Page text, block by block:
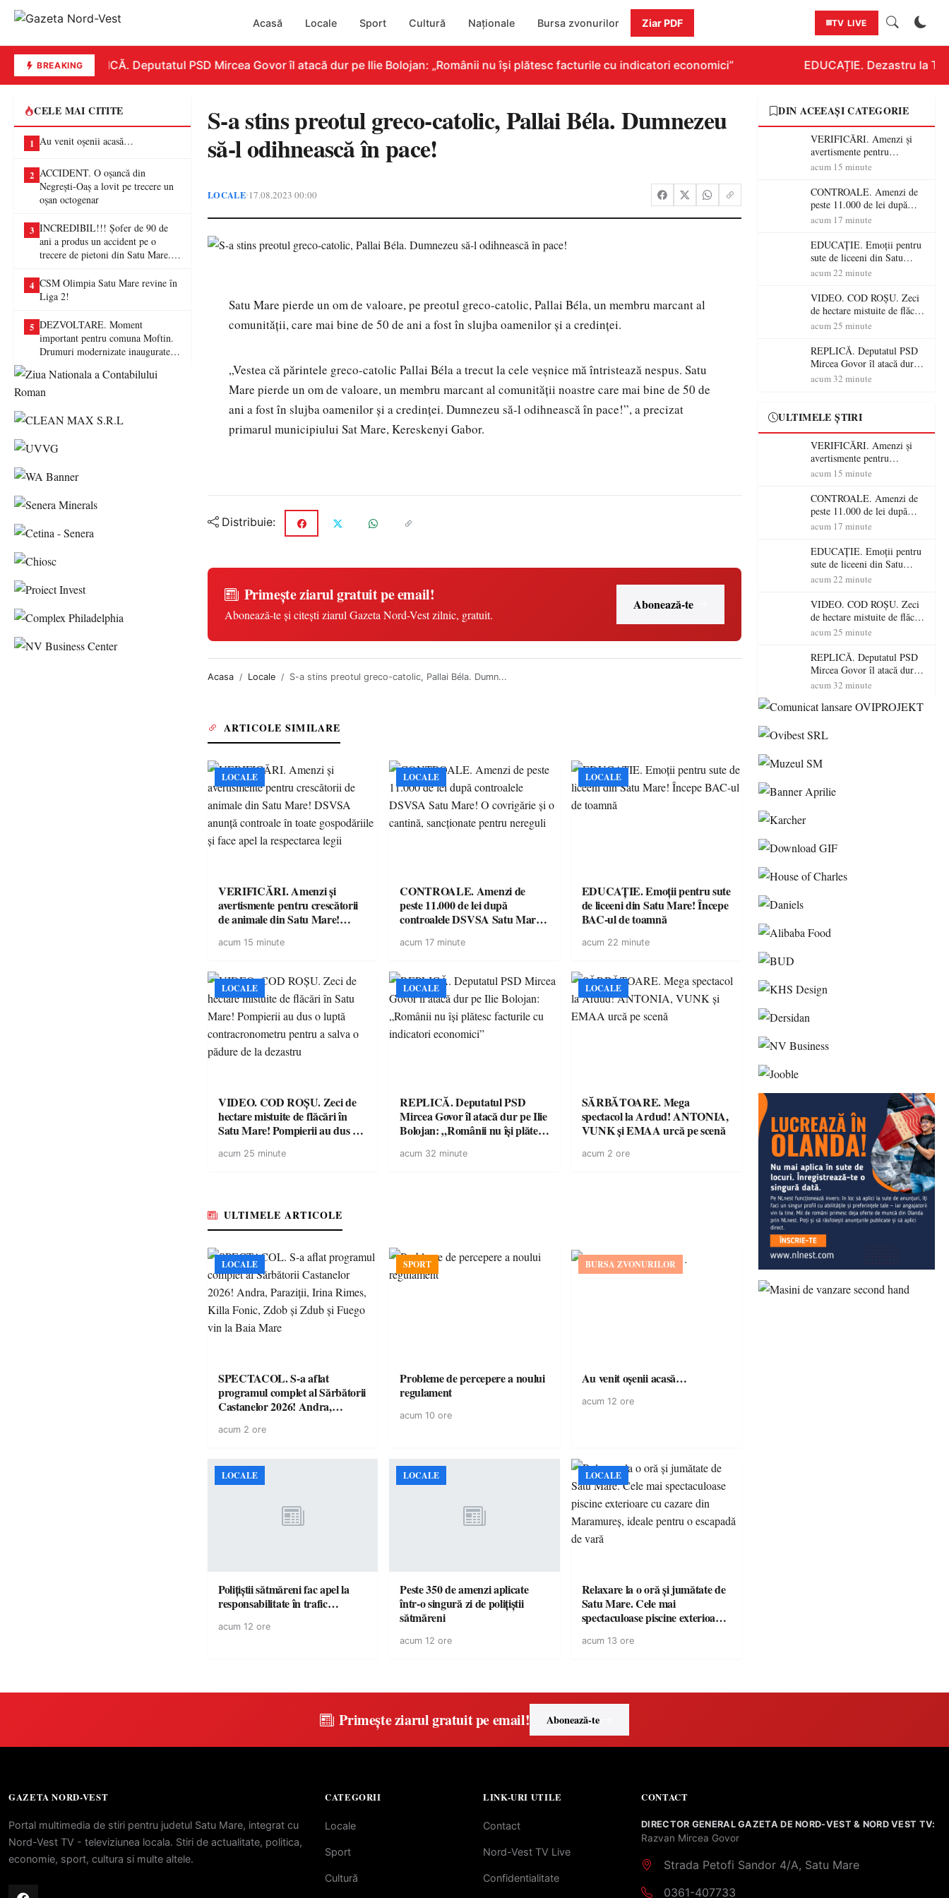
Acasă Locale Sport Cultură Naționale Bursa zvonurilor Ziar PDF TV LIVE
BREAKINGREPLICĂ. Deputatul PSD Mircea Govor îl atacă dur pe Ilie Bolojan: „Românii nu își plătesc facturile cu indicatori economici” EDUCAȚIE. Dezastru la
CELE MAI CITITE
1 Au venit oșenii acasă…
2 ACCIDENT. O oșancă din
Negrești-Oaș a lovit pe trecere un
oșan octogenar
3 INCREDIBIL!!! Șofer de 90 de
ani a produs un accident pe o
trecere de pietoni din Satu Mare. O
4 CSM Olimpia Satu Mare revine în
Liga 2!
5 DEZVOLTARE. Moment
important pentru comuna Moftin.
Drumuri modernizate inaugurate în
S-a stins preotul greco-catolic, Pallai Béla. Dumnezeu
să-l odihnească în pace!
LOCALE•17.08.2023 00:00
Satu Mare pierde un om de valoare, pe preotul greco-catolic, Pallai Béla, un membru marcant al
comunității, care mai bine de 50 de ani a fost în slujba oamenilor și a credinței.
„Vestea că părintele greco-catolic Pallai Béla a trecut la cele veșnice mă întristează nespus. Satu
Mare pierde un om de valoare, un membru marcant al comunității noastre care mai bine de 50 de
ani a fost în slujba oamenilor și a credinței. Dumnezeu să-l odihnească în pace!”, a precizat
primarul municipiului Sat Mare, Kereskenyi Gabor.
Distribuie:
Primește ziarul gratuit pe email!
Abonează-te și citești ziarul Gazeta Nord-Vest zilnic, gratuit.
Abonează-te
Acasa Locale S-a stins preotul greco-catolic, Pallai Béla. Dumn...
ARTICOLE SIMILARE
LOCALE
VERIFICĂRI. Amenzi și
avertismente pentru crescătorii
de animale din Satu Mare!
toate gospodăriile și face apel la
acum 15 minute
LOCALE
CONTROALE. Amenzi de
peste 11.000 de lei după
controalele DSVSA Satu Mare!
sancționate pentru nereguli
acum 17 minute
LOCALE
EDUCAȚIE. Emoții pentru sute
de liceeni din Satu Mare! Începe
BAC-ul de toamnă
acum 22 minute
LOCALE
VIDEO. COD ROȘU. Zeci de
hectare mistuite de flăcări în
Satu Mare! Pompierii au dus o
a salva o pădure de la dezastru
acum 25 minute
LOCALE
REPLICĂ. Deputatul PSD
Mircea Govor îl atacă dur pe Ilie
Bolojan: „Românii nu își plătesc
economici”
acum 32 minute
LOCALE
SĂRBĂTOARE. Mega
spectacol la Ardud! ANTONIA,
VUNK și EMAA urcă pe scenă
acum 2 ore
ULTIMELE ARTICOLE
LOCALE
SPECTACOL. S-a aflat
programul complet al Sărbătorii
Castanelor 2026! Andra,
Fonic, Zdob și Zdub și Fuego
acum 2 ore
SPORT
Probleme de percepere a noului
regulament
acum 10 ore
BURSA ZVONURILOR
Au venit oșenii acasă…
acum 12 ore
LOCALE
Polițiștii sătmăreni fac apel la
responsabilitate în trafic…
acum 12 ore
LOCALE
Peste 350 de amenzi aplicate
într-o singură zi de polițiștii
sătmăreni
acum 12 ore
LOCALE
Relaxare la o oră și jumătate de
Satu Mare. Cele mai
spectaculoase piscine exterioare
pentru o escapadă de vară
acum 13 ore
DIN ACEEAȘI CATEGORIE
VERIFICĂRI. Amenzi și
avertismente pentru
crescătorii de animale din
controale în toate
gospodăriile și face apel la
respectarea legii
acum 15 minute
CONTROALE. Amenzi de
peste 11.000 de lei după
controalele DSVSA Satu
cantină, sancționate pentru
nereguli
acum 17 minute
EDUCAȚIE. Emoții pentru
sute de liceeni din Satu
Mare! Începe BAC-ul de
acum 22 minute
VIDEO. COD ROȘU. Zeci
de hectare mistuite de flăcări
în Satu Mare! Pompierii au
contracronometru pentru a
salva o pădure de la dezastru
acum 25 minute
REPLICĂ. Deputatul PSD
Mircea Govor îl atacă dur
pe Ilie Bolojan: „Românii
acum 32 minute
ULTIMELE ȘTIRI
VERIFICĂRI. Amenzi și
avertismente pentru
crescătorii de animale din
controale în toate
gospodăriile și face apel la
respectarea legii
acum 15 minute
CONTROALE. Amenzi de
peste 11.000 de lei după
controalele DSVSA Satu
cantină, sancționate pentru
nereguli
acum 17 minute
EDUCAȚIE. Emoții pentru
sute de liceeni din Satu
Mare! Începe BAC-ul de
acum 22 minute
VIDEO. COD ROȘU. Zeci
de hectare mistuite de flăcări
în Satu Mare! Pompierii au
contracronometru pentru a
salva o pădure de la dezastru
acum 25 minute
REPLICĂ. Deputatul PSD
Mircea Govor îl atacă dur
pe Ilie Bolojan: „Românii
indicatori economici”
acum 32 minute
Primește ziarul gratuit pe email! Abonează-te
GAZETA NORD-VEST
Portal multimedia de stiri pentru judetul Satu Mare, integrat cu
Nord-Vest TV - televiziunea locala. Stiri de actualitate, politica,
economie, sport, cultura si multe altele.
CATEGORII
Locale
Sport
Cultură
LINK-URI UTILE
Contact
Nord-Vest TV Live
Confidentialitate
CONTACT
DIRECTOR GENERAL GAZETA DE NORD-VEST & NORD VEST TV:
Razvan Mircea Govor
Strada Petofi Sandor 4/A, Satu Mare
0361-407733